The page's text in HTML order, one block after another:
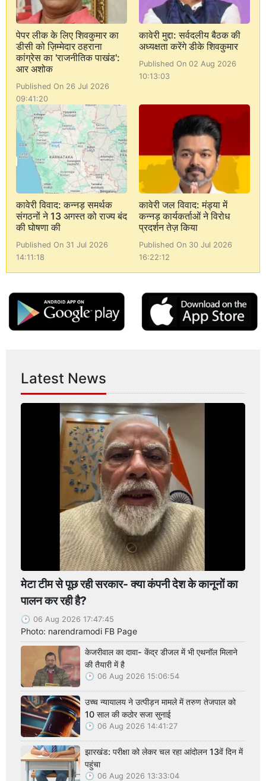
पेपर लीक के लिए शिवकुमार का
डीसी को ज़िम्मेदार ठहराना
कांग्रेस का 'राजनीतिक पाखंड':
आर अशोक
Published On 26 Jul 2026
09:41:20
कावेरी मुद्दा: सर्वदलीय बैठक की
अध्यक्षता करेंगे डीके शिवकुमार
Published On 02 Aug 2026
10:13:03
कावेरी विवाद: कन्नड़ समर्थक
संगठनों ने 13 अगस्त को राज्य बंद
की घोषणा की
Published On 31 Jul 2026
14:11:18
कावेरी जल विवाद: मंड्या में
कन्नड़ कार्यकर्ताओं ने विरोध
प्रदर्शन तेज़ किया
Published On 30 Jul 2026
16:22:12
Latest News
मेटा टीम से पूछ रही सरकार- क्या कंपनी देश के कानूनों का
पालन कर रही है?
06 Aug 2026 17:47:45
Photo: narendramodi FB Page
केजरीवाल का दावा- केंद्र डीजल में भी एथनॉल मिलाने
की तैयारी में है
06 Aug 2026 15:06:54
उच्च न्यायालय ने उत्पीड़न मामले में तरुण तेजपाल को
10 साल की कठोर सजा सुनाई
06 Aug 2026 14:41:27
झारखंड: परीक्षा को लेकर चल रहा आंदोलन 13वें दिन में
पहुंचा
06 Aug 2026 13:33:04